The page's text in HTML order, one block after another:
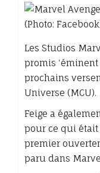
Les Studios
promis ‘éminent
prochains
Universe (MCU).
Feige a
pour ce qui était
premier
paru dans